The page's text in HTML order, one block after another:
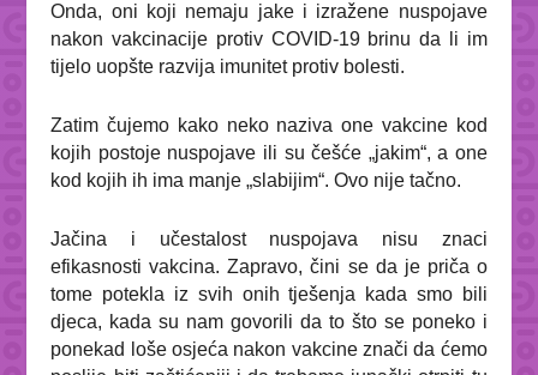
Onda, oni koji nemaju jake i izražene nuspojave
nakon vakcinacije protiv COVID-19 brinu da li im
tijelo uopšte razvija imunitet protiv bolesti.
Zatim čujemo kako neko naziva one vakcine kod
kojih postoje nuspojave ili su češće „jakim“, a one
kod kojih ih ima manje „slabijim“. Ovo nije tačno.
Jačina i učestalost nuspojava nisu znaci
efikasnosti vakcina. Zapravo, čini se da je priča o
tome potekla iz svih onih tješenja kada smo bili
djeca, kada su nam govorili da to što se poneko i
ponekad loše osjeća nakon vakcine znači da ćemo